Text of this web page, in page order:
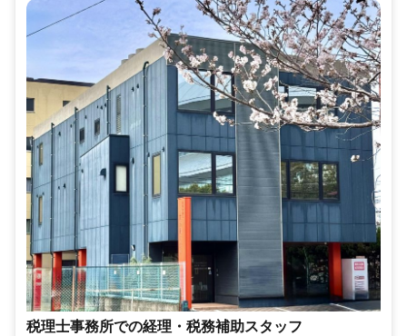
税理士事務所での経理・税務補助スタッフ